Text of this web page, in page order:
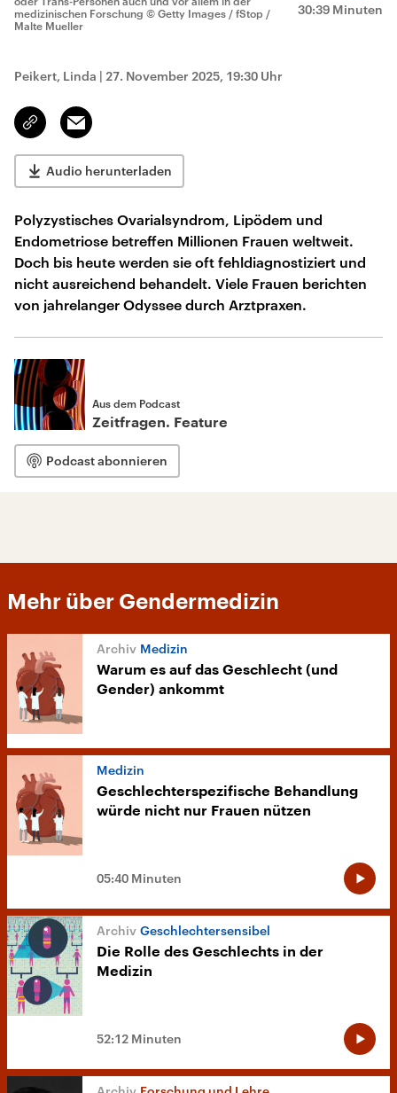
30:39 Minuten
medizinischen Forschung © Getty Images / fStop /
Malte Mueller
Peikert, Linda | 27. November 2025, 19:30 Uhr
Link
kopieren/teilen
Email
Audio herunterladen
Polyzystisches Ovarialsyndrom, Lipödem und
Endometriose betreffen Millionen Frauen weltweit.
Doch bis heute werden sie oft fehldiagnostiziert und
nicht ausreichend behandelt. Viele Frauen berichten
von jahrelanger Odyssee durch Arztpraxen.
Aus dem Podcast
Zeitfragen. Feature
Podcast abonnieren
Mehr über Gendermedizin
Medizin
Warum es auf das Geschlecht (und
Gender) ankommt
Medizin
Geschlechterspezifische Behandlung
würde nicht nur Frauen nützen
05:40 Minuten
Geschlechtersensibel
Die Rolle des Geschlechts in der
Medizin
52:12 Minuten